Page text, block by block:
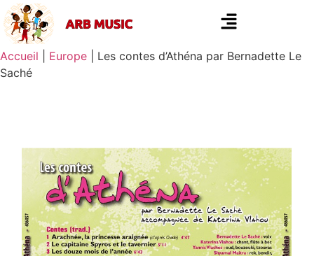
Accueil Europe
Les contes d’Athéna par Bernadette Le
Saché